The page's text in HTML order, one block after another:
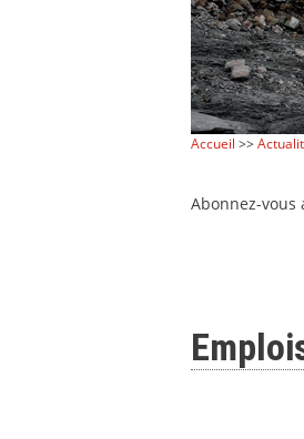
Accueil >>
Abonnez-vous